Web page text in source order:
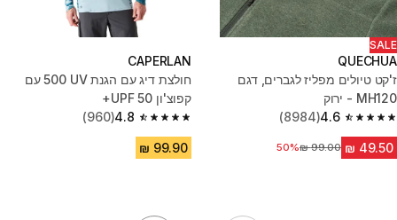
SALE
QUECHUA
ז'קט טיולים מפליז לגברים, דגם
MH120 - ירוק
4.6
4.6 out of 5 stars from 8984 reviews
(8984)
מחיר לפני הנחה‏99.00 ₪
50%
CAPERLAN
חולצת דיג עם הגנת UV ‏500 עם
קפוצ'ון UPF 50+
4.8
4.8 out of 5 stars from 960 reviews
(960)